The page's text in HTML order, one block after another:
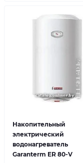
Накопительный
электрический
водонагреватель
Garanterm ER 80-V